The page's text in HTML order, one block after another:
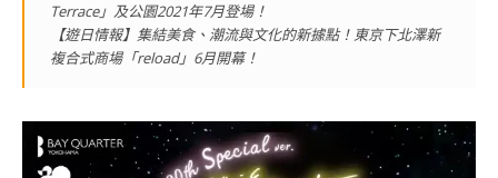
Terrace」及公園2021年7月登場！
【遊日情報】集結美食、潮流與文化的新據點！東京下北澤新
複合式商場「reload」6月開幕！